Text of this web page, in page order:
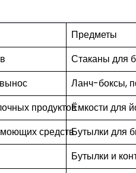
Предметы
Стаканы для
Ланч-боксы,
продуктовЁмкости для
средствБутылки для
Бутылки и